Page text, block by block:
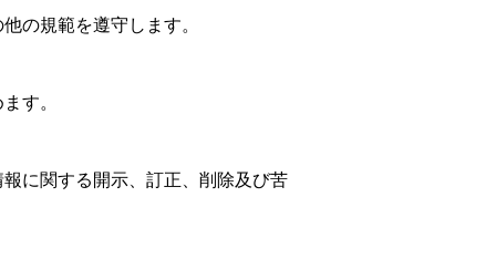
の規範を遵守します。
す。
に関する開示、訂正、削除及び苦